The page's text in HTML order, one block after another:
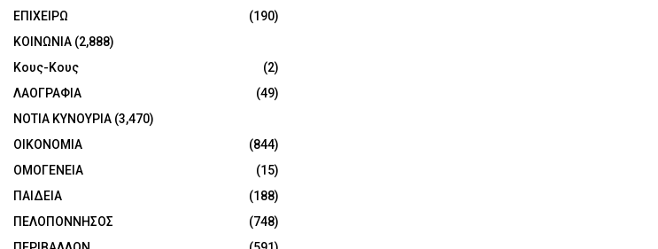
ΕΠΙΧΕΙΡΩ
(190)
ΚΟΙΝΩΝΙΑ (2,888)
Κους-Κους
(2)
ΛΑΟΓΡΑΦΙΑ
(49)
ΝΟΤΙΑ ΚΥΝΟΥΡΙΑ (3,470)
ΟΙΚΟΝΟΜΙΑ
(844)
ΟΜΟΓΕΝΕΙΑ
(15)
ΠΑΙΔΕΙΑ
(188)
ΠΕΛΟΠΟΝΝΗΣΟΣ
(748)